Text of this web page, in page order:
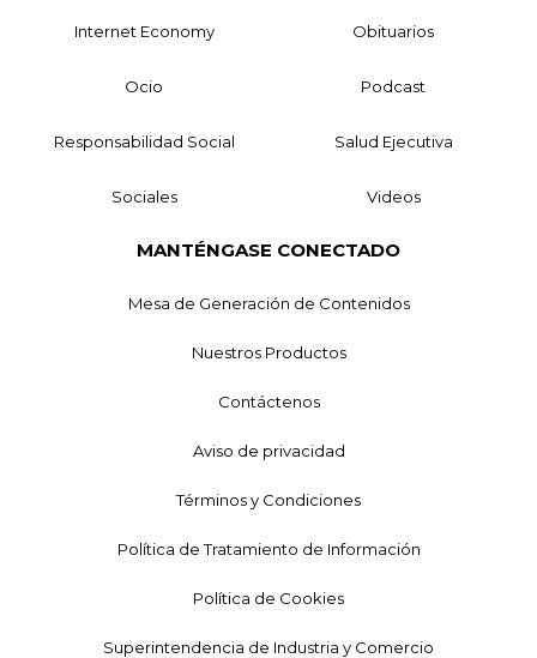
Internet Economy Obituarios
Ocio Podcast
Responsabilidad Social Salud Ejecutiva
Sociales Videos
MANTÉNGASE CONECTADO
Mesa de Generación de Contenidos
Nuestros Productos
Contáctenos
Aviso de privacidad
Términos y Condiciones
Política de Tratamiento de Información
Política de Cookies
Superintendencia de Industria y Comercio